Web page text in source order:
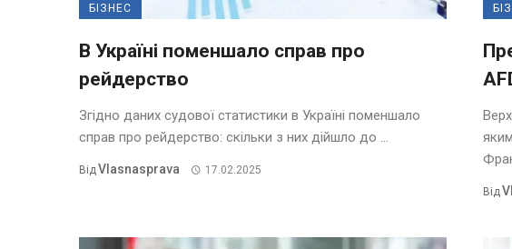
БІЗНЕС
В Україні поменшало справ про
рейдерство
Згідно даних судової статистики в Україні поменшало
справ про рейдерство: скільки з них дійшло до ...
ВідVlasnasprava 17.02.2025
Від